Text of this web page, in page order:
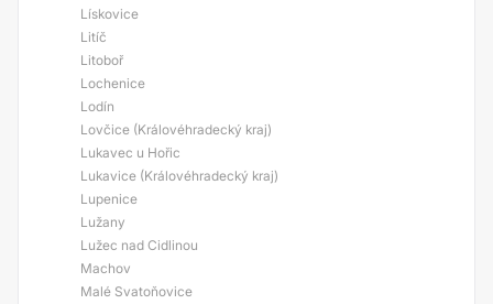
Lískovice
Litíč
Litoboř
Lochenice
Lodín
Lovčice (Královéhradecký kraj)
Lukavec u Hořic
Lukavice (Královéhradecký kraj)
Lupenice
Lužany
Lužec nad Cidlinou
Machov
Malé Svatoňovice